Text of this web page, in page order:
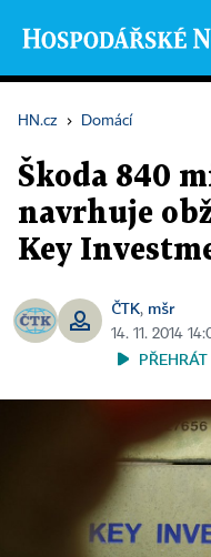
HN.cz › Domácí
Škoda 840
navrhuje
Key
ČTK, mšr
14. 11. 2014